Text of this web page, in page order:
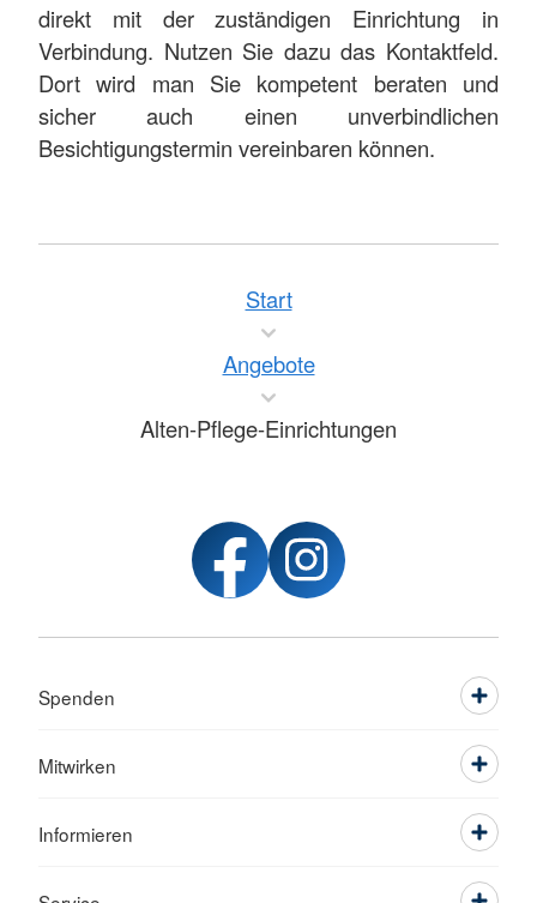
direkt mit der zuständigen Einrichtung in
Verbindung. Nutzen Sie dazu das Kontaktfeld.
Dort wird man Sie kompetent beraten und
sicher auch einen unverbindlichen
Besichtigungstermin vereinbaren können.
Start
Angebote
Alten-Pflege-Einrichtungen
Spenden
Mitwirken
Informieren